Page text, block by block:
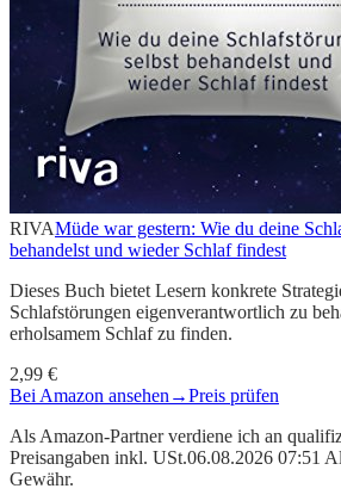
RIVAMüde war gestern: Wie du deine
behandelst und wieder Schlaf findest
Dieses Buch bietet Lesern konkrete
Schlafstörungen eigenverantwortlich zu
erholsamem Schlaf zu finden.
2,99 €
Bei Amazon ansehen →Preis prüfen
Als Amazon-Partner verdiene ich an
Preisangaben inkl. USt.06.08.2026 07:51
Gewähr.